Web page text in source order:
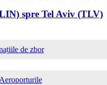
spre Tel Aviv (TLV)
de zbor